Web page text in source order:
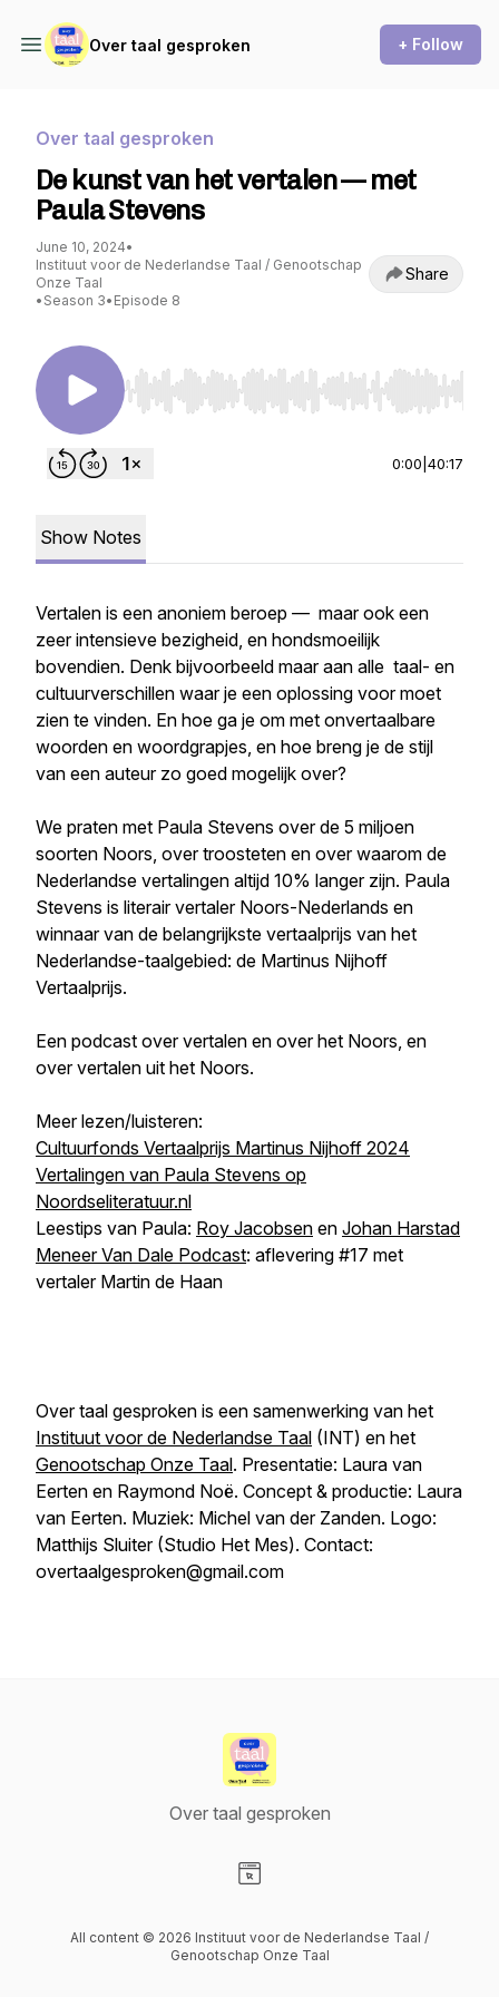
Over taal gesproken + Follow
Over taal gesproken
De kunst van het vertalen — met
Paula Stevens
June 10, 2024•
Instituut voor de Nederlandse Taal / Genootschap
Onze Taal
• Season 3• Episode 8
Share
Use Left/Right to seek, Home/End to jump to
0:00 40:17
Show Notes
Vertalen is een anoniem beroep — maar ook een
zeer intensieve bezigheid, en hondsmoeilijk
bovendien. Denk bijvoorbeeld maar aan alle taal- en
cultuurverschillen waar je een oplossing voor moet
zien te vinden. En hoe ga je om met onvertaalbare
woorden en woordgrapjes, en hoe breng je de stijl
van een auteur zo goed mogelijk over?
We praten met Paula Stevens over de 5 miljoen
soorten Noors, over troosteten en over waarom de
Nederlandse vertalingen altijd 10% langer zijn. Paula
Stevens is literair vertaler Noors-Nederlands en
winnaar van de belangrijkste vertaalprijs van het
Nederlandse-taalgebied: de Martinus Nijhoff
Vertaalprijs.
Een podcast over vertalen en over het Noors, en
over vertalen uit het Noors.
Meer lezen/luisteren:
Cultuurfonds Vertaalprijs Martinus Nijhoff 2024
Vertalingen van Paula Stevens op
Noordseliteratuur.nl
Leestips van Paula: Roy Jacobsen en Johan Harstad
Meneer Van Dale Podcast: aflevering #17 met
vertaler Martin de Haan
Over taal gesproken is een samenwerking van het
Instituut voor de Nederlandse Taal (INT) en het
Genootschap Onze Taal. Presentatie: Laura van
Eerten en Raymond Noë. Concept & productie: Laura
van Eerten. Muziek: Michel van der Zanden. Logo:
Matthijs Sluiter (Studio Het Mes). Contact:
overtaalgesproken@gmail.com
Over taal gesproken
All content © 2026 Instituut voor de Nederlandse Taal /
Genootschap Onze Taal